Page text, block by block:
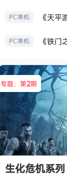
PC单机
PC单机 《铁
专题：第2期
生化危机系列